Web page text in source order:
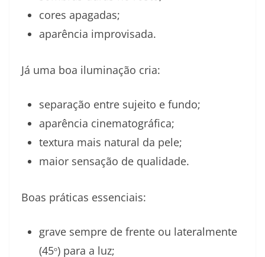
cores apagadas;
aparência improvisada.
Já uma boa iluminação cria:
separação entre sujeito e fundo;
aparência cinematográfica;
textura mais natural da pele;
maior sensação de qualidade.
Boas práticas essenciais:
grave sempre de frente ou lateralmente
(45o) para a luz;